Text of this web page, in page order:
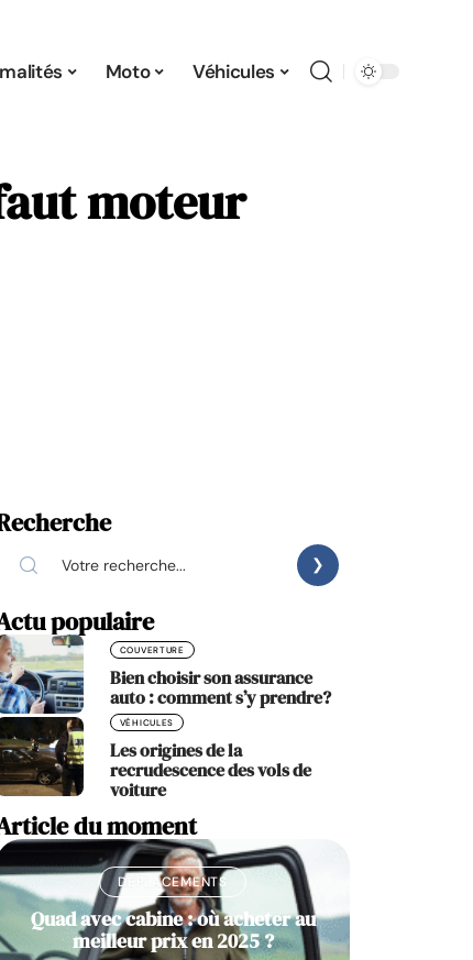
Moto Véhicules
moteur
populaire
COUVERTURE
Bien choisir son assurance
auto : comment s’y prendre?
VÉHICULES
Les origines de la
recrudescence des vols de
voiture
du moment
DÉPLACEMENTS
Quad avec cabine : où acheter au
meilleur prix en 2025 ?